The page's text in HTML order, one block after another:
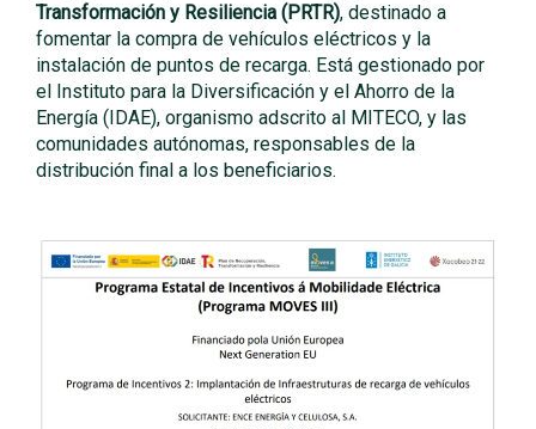
Transformación y Resiliencia (PRTR), destinado a
fomentar la compra de vehículos eléctricos y la
instalación de puntos de recarga. Está gestionado por
el Instituto para la Diversificación y el Ahorro de la
Energía (IDAE), organismo adscrito al MITECO, y las
comunidades autónomas, responsables de la
distribución final a los beneficiarios.